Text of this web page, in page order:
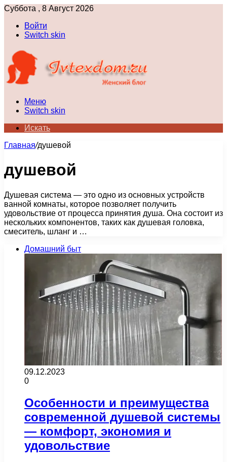
Суббота , 8 Август 2026
Войти
Switch skin
Меню
Switch skin
Искать
Главная/душевой
душевой
Душевая система — это одно из основных устройств
ванной комнаты, которое позволяет получить
удовольствие от процесса принятия душа. Она состоит из
нескольких компонентов, таких как душевая головка,
смеситель, шланг и …
Домашний быт
09.12.2023
0
Особенности и преимущества
современной душевой системы
— комфорт, экономия и
удовольствие